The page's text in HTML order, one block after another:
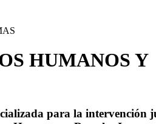
HUMANOS Y
para la